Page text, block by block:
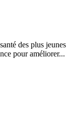
des plus jeunes
pour améliorer...